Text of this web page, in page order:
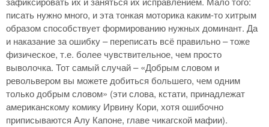
писать нужно много, и эта тонкая моторика каким-то хитрым
образом способствует формированию нужных доминант. Да
и наказание за ошибку – переписать всё правильно – тоже
физическое, т.е. более чувствительное, чем просто
выволочка. Тот самый случай – «Добрым словом и
револьвером вы можете добиться большего, чем одним
только добрым словом» (эти слова, кстати, принадлежат
американскому комику Ирвину Кори, хотя ошибочно
приписываются Алу Капоне, главе чикагской мафии).